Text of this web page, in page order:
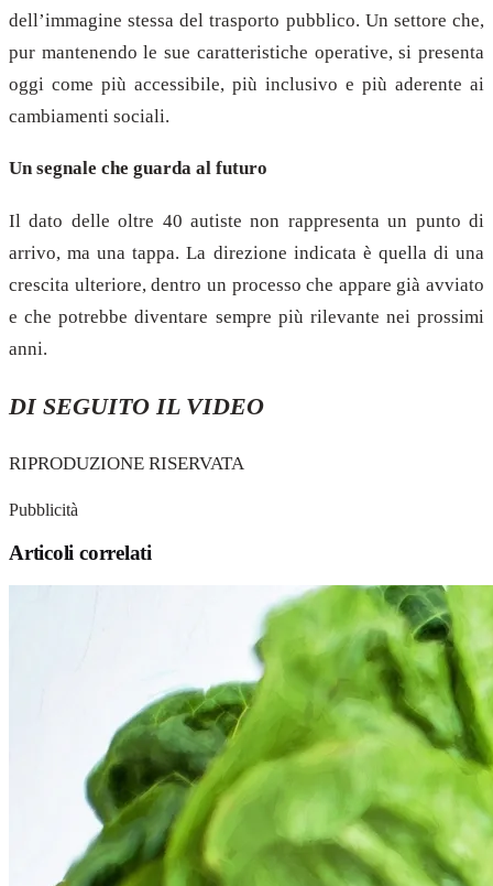
dell’immagine stessa del trasporto pubblico. Un settore che,
pur mantenendo le sue caratteristiche operative, si presenta
oggi come più accessibile, più inclusivo e più aderente ai
cambiamenti sociali.
Un segnale che guarda al futuro
Il dato delle oltre 40 autiste non rappresenta un punto di
arrivo, ma una tappa. La direzione indicata è quella di una
crescita ulteriore, dentro un processo che appare già avviato
e che potrebbe diventare sempre più rilevante nei prossimi
anni.
DI SEGUITO IL VIDEO
RIPRODUZIONE RISERVATA
Pubblicità
Articoli correlati